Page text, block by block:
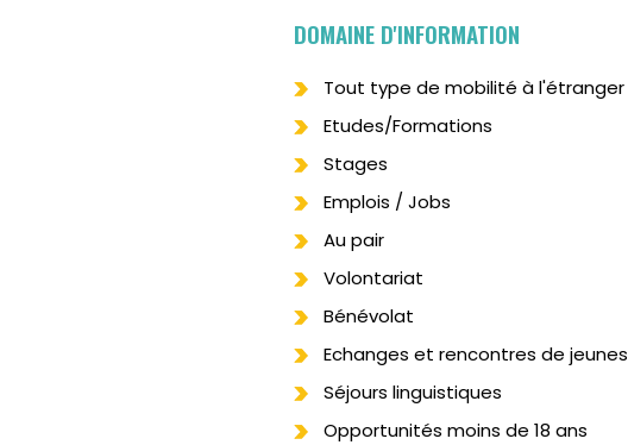
DOMAINE D'INFORMATION
Tout type de mobilité à l'étranger
Etudes/Formations
Stages
Emplois / Jobs
Au pair
Volontariat
Bénévolat
Echanges et rencontres de jeunes
Séjours linguistiques
Opportunités moins de 18 ans